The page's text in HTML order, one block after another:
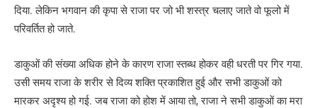
दिया. लेकिन भगवान की कृपा से राजा पर जो भी शस्त्र चलाए जाते वो फूलो में
परिवर्तित हो जाते.
डाकुओं की संख्या अधिक होने के कारण राजा स्तब्ध होकर वही धरती पर गिर गया.
उसी समय राजा के शरीर से दिव्य शक्ति प्रकाशित हुई और सभी डाकुओं को
मारकर अदृश्य हो गई. जब राजा को होश में आया तो, राजा ने सभी डाकुओं का मरा